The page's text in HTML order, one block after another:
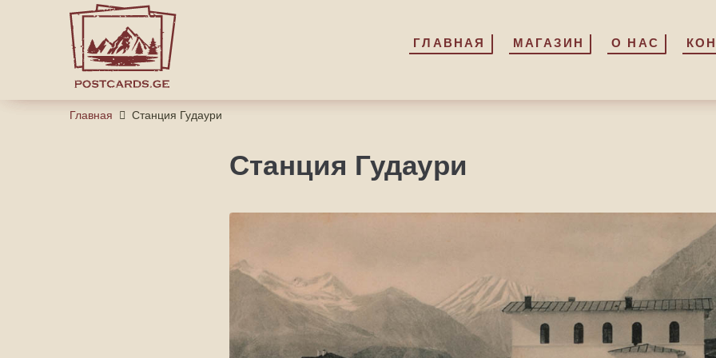
ГЛАВНАЯ МАГАЗИН О НАС
ГЛАВНАЯ МАГАЗИН О НАС
Главная Станция Гудаури
Станция Гудаури